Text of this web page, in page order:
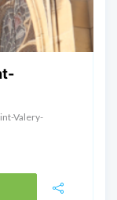
Valery-